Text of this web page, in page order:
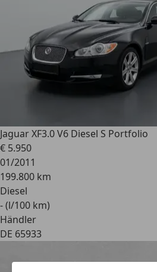
Jaguar XF3.0 V6 Diesel S Portfolio
€ 5.950
01/2011
199.800 km
Diesel
- (l/100 km)
Händler
DE 65933